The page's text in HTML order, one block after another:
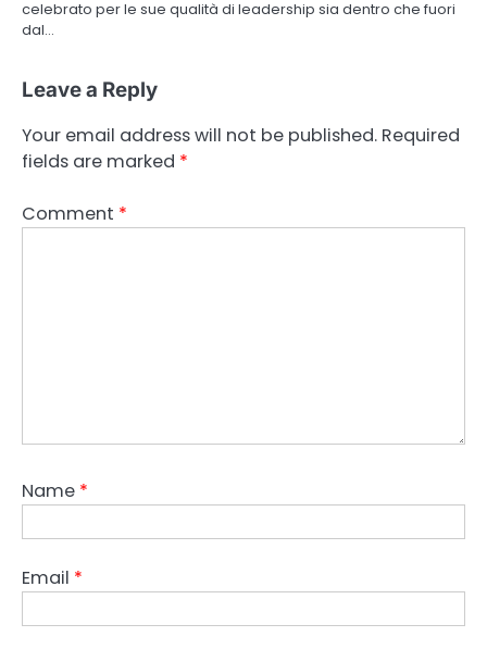
celebrato per le sue qualità di leadership sia dentro che fuori
dal…
Leave a Reply
Your email address will not be published. Required
fields are marked *
Comment *
Name *
Email *